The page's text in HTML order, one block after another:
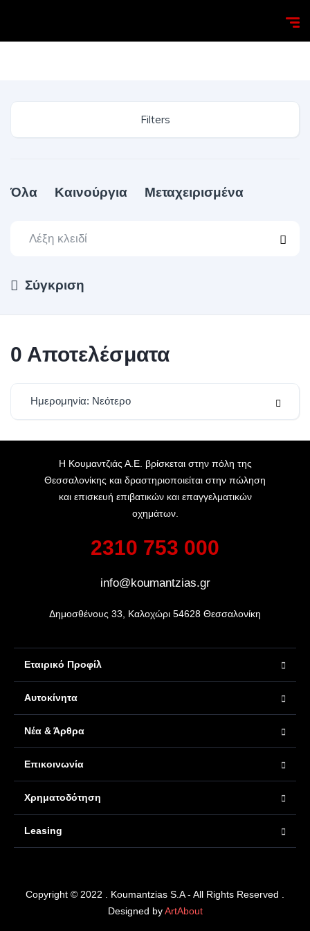
Filters
Όλα Καινούργια Μεταχειρισμένα
Σύγκριση
0 Αποτελέσματα
Ημερομηνία: Νεότερο
Η Κουμαντζιάς Α.Ε. βρίσκεται στην πόλη της
Θεσσαλονίκης και δραστηριοποιείται στην πώληση
και επισκευή επιβατικών και επαγγελματικών
οχημάτων.
2310 753 000
info@koumantzias.gr
Δημοσθένους 33, Καλοχώρι 54628 Θεσσαλονίκη
Εταιρικό Προφίλ
Αυτοκίνητα
Νέα & Άρθρα
Επικοινωνία
Χρηματοδότηση
Leasing
Copyright © 2022 . Koumantzias S.A - All Rights Reserved .
Designed byArtAbout